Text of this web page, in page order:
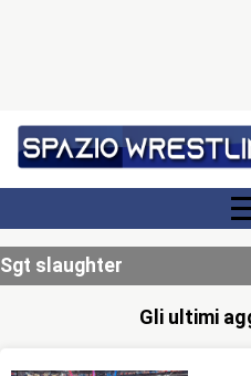
Sgt slaughter
Gli ultimi